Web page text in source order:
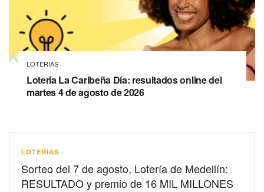
LOTERIAS
Lotería La Caribeña Día: resultados online del
martes 4 de agosto de 2026
LOTERIAS
Sorteo del 7 de agosto, Lotería de Medellín:
RESULTADO y premio de 16 MIL MILLONES